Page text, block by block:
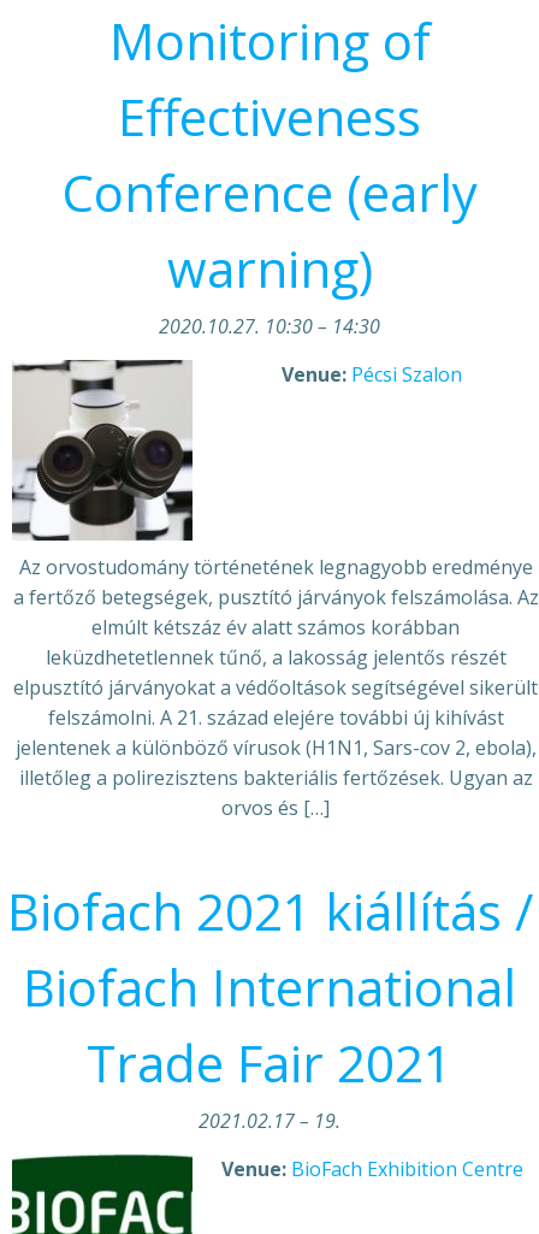
Monitoring of
Effectiveness
Conference (early
warning)
2020.10.27. 10:30– 14:30
Venue: Pécsi Szalon
Az orvostudomány történetének legnagyobb eredménye
a fertőző betegségek, pusztító járványok felszámolása. Az
elmúlt kétszáz év alatt számos korábban
leküzdhetetlennek tűnő, a lakosság jelentős részét
elpusztító járványokat a védőoltások segítségével sikerült
felszámolni. A 21. század elejére további új kihívást
jelentenek a különböző vírusok (H1N1, Sars-cov 2, ebola),
illetőleg a polirezisztens bakteriális fertőzések. Ugyan az
orvos és […]
Biofach 2021 kiállítás /
Biofach International
Trade Fair 2021
2021.02.17– 19.
Venue: BioFach Exhibition Centre